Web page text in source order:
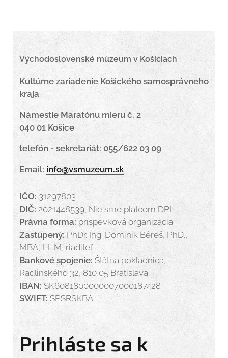
Východoslovenské múzeum v Košiciach
Kultúrne zariadenie Košického samosprávneho
kraja
Námestie Maratónu mieru č. 2
040 01 Košice
telefón - sekretariát: 055/622 03 09
Email: info@vsmuzeum.sk
IČO:31297803
DIČ: 2021448539, Nie sme platcom DPH
Právna forma: príspevková organizácia
Zastúpený: PhDr. Ing. Dominik Béreš, PhD.,
MBA, LL.M, riaditeľ
Bankové spojenie: Štátna pokladnica,
Radlinského 32, 810 05 Bratislava
IBAN: SK6081800000007000187428
SWIFT: SPSRSKBA
Prihláste sa k